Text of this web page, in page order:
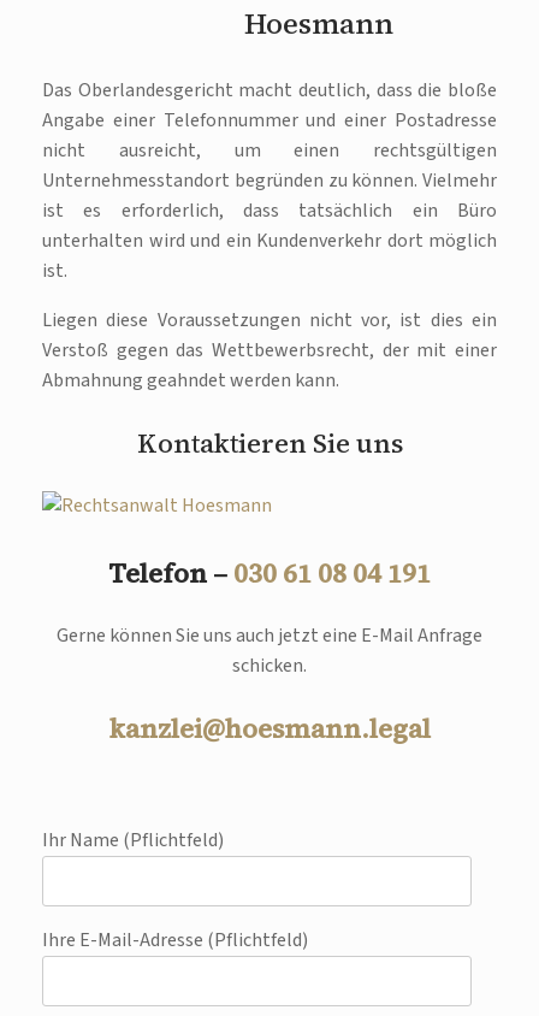
Hoesmann
Das Oberlandesgericht macht deutlich, dass die bloße
Angabe einer Telefonnummer und einer Postadresse
nicht ausreicht, um einen rechtsgültigen
Unternehmesstandort begründen zu können. Vielmehr
ist es erforderlich, dass tatsächlich ein Büro
unterhalten wird und ein Kundenverkehr dort möglich
ist.
Liegen diese Voraussetzungen nicht vor, ist dies ein
Verstoß gegen das Wettbewerbsrecht, der mit einer
Abmahnung geahndet werden kann.
Kontaktieren Sie uns
Telefon – 030 61 08 04 191
Gerne können Sie uns auch jetzt eine E-Mail Anfrage
schicken.
kanzlei@hoesmann.legal
Ihr Name (Pflichtfeld)
Ihre E-Mail-Adresse (Pflichtfeld)